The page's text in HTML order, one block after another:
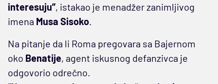
interesuju”, istakao je menadžer zanimljivog
imena Musa Sisoko.
Na pitanje da li Roma pregovara sa Bajernom
oko Benatije, agent iskusnog defanzivca je
odgovorio odrečno.